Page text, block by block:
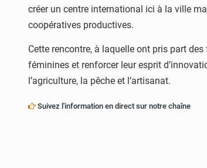
créer un centre international ici à la ville
coopératives productives.
Cette rencontre, à laquelle ont pris part
féminines et renforcer leur esprit
l’agriculture, la pêche et l’artisanat.
Suivez l'information en direct sur notre chaîne